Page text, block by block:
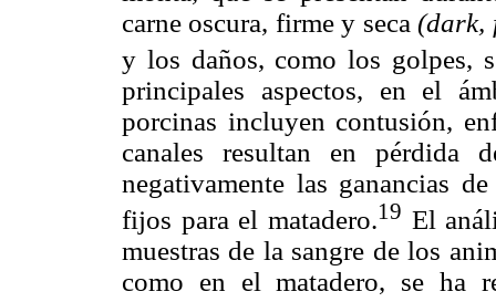
carne oscura, firme y seca
y los daños, como los golpes,
principales aspectos, en el
porcinas incluyen contusión,
canales resultan en pérdida
negativamente las ganancias
fijos para el matadero.19 El
muestras de la sangre de los
como en el matadero, se ha